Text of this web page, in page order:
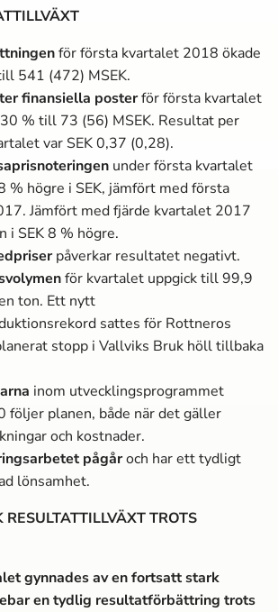
för första kvartalet 2018 ökade
541 (472) MSEK.
finansiella posterför första kvartalet
% till 73 (56) MSEK. Resultat per
var SEK 0,37 (0,28).
under första kvartalet
% högre i SEK, jämfört med första
Jämfört med fjärde kvartalet 2017
i SEK 8 % högre.
påverkar resultatet negativt.
för kvartalet uppgick till 99,9
ton. Ett nytt
sattes för Rottneros
stopp i Vallviks Bruk höll tillbaka
inom utvecklingsprogrammet
följer planen, både när det gäller
och kostnader.
pågåroch har ett tydligt
lönsamhet.
TROTS
gynnades av en fortsatt stark
en tydlig resultatförbättring trots